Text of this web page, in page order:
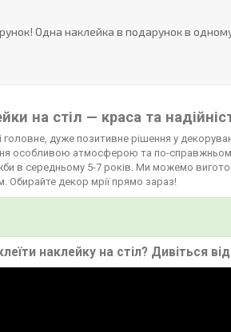
Одна наклейка в подарунок в одному
на стіл — краса та
дуже позитивне рішення у
особливою атмосферою та по-
в середньому 5-7 років. Ми можемо
Обирайте декор мрії прямо зараз!
наклейку на стіл? Дивіться